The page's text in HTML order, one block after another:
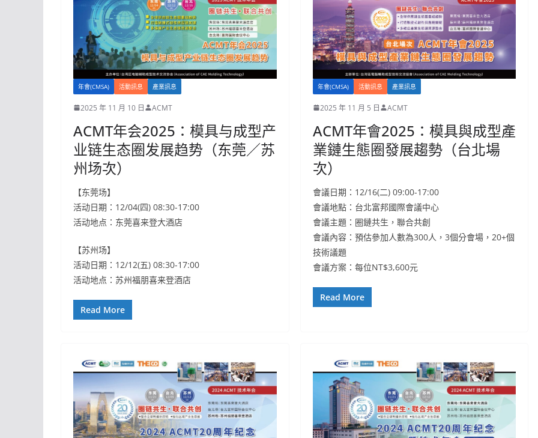
年會(CMSA) 活動訊息 產業訊息
2025 年 11 月 10 日 ACMT
ACMT年会2025：模具与成型产
业链生态圈发展趋势（东莞／苏
州场次）
【东莞场】
活动日期：12/04(四) 08:30-17:00
活动地点：东莞喜来登大酒店
【苏州场】
活动日期：12/12(五) 08:30-17:00
活动地点：苏州福朋喜来登酒店
Read More
年會(CMSA) 活動訊息 產業訊息
2025 年 11 月 5 日 ACMT
ACMT年會2025：模具與成型產
業鏈生態圈發展趨勢（台北場
次）
會議日期：12/16(二) 09:00-17:00
會議地點：台北富邦國際會議中心
會議主題：圈鏈共生，聯合共創
會議內容：預估參加人數為300人，3個分會場，20+個
技術議題
會議方案：每位NT$3,600元
Read More